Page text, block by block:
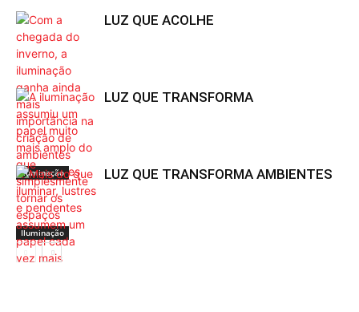
Iluminação
LUZ QUE ACOLHE
Iluminação
LUZ QUE TRANSFORMA
LUZ QUE TRANSFORMA AMBIENTES